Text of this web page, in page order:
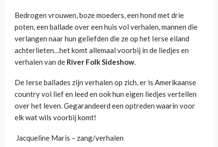
Bedrogen vrouwen, boze moeders, een hond met drie
poten, een ballade over een huis vol verhalen, mannen die
verlangen naar hun geliefden die ze op het Ierse eiland
achterlieten…het komt allemaal voorbij in de liedjes en
verhalen van de River Folk Sideshow.
De Ierse ballades zijn verhalen op zich, er is Amerikaanse
country vol lief en leed en ook hun eigen liedjes vertellen
over het leven. Gegarandeerd een optreden waarin voor
elk wat wils voorbij komt!
Jacqueline Maris – zang/verhalen